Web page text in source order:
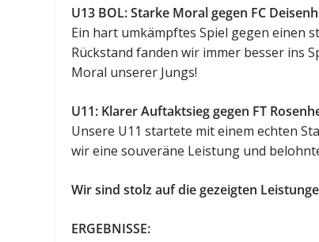
U13 BOL: Starke Moral gegen FC
Ein hart umkämpftes Spiel gegen einen
Rückstand fanden wir immer besser ins
Moral unserer Jungs!
U11: Klarer Auftaktsieg gegen FT
Unsere U11 startete mit einem echten
wir eine souveräne Leistung und
Wir sind stolz auf die gezeigten
ERGEBNISSE: